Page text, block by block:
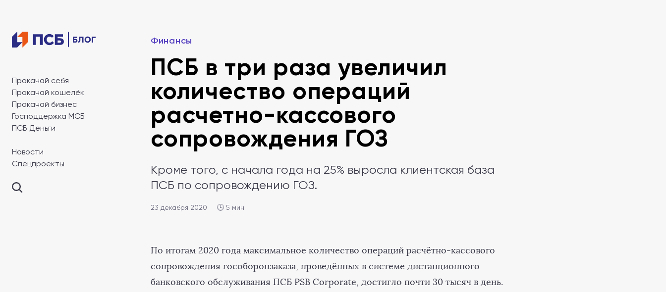
Прокачай себя
Прокачай кошелёк
Прокачай бизнес
Господдержка МСБ
ПСБ Деньги
Новости
Спецпроекты
Финансы
ПСБ в три раза увеличил
количество операций
расчетно-кассового
сопровождения ГОЗ
Кроме того, с начала года на 25% выросла клиентская база
ПСБ по сопровождению ГОЗ.
23 декабря 2020 🕒 5 мин
По итогам 2020 года максимальное количество операций расчётно-кассового
сопровождения гособоронзаказа, проведённых в системе дистанционного
банковского обслуживания ПСБ PSB Corporate, достигло почти 30 тысяч в день.